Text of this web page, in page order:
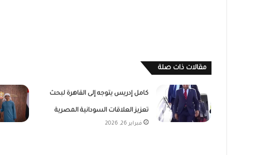
مقالات ذات صلة
كامل إدريس يتوجه إلى القاهرة لبحث
تعزيز العلاقات السودانية المصرية
فبراير 26, 2026